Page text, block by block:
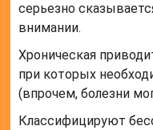
серьезно
внимании.
Хроническая
при которых
(впрочем, болезни
Классифицируют